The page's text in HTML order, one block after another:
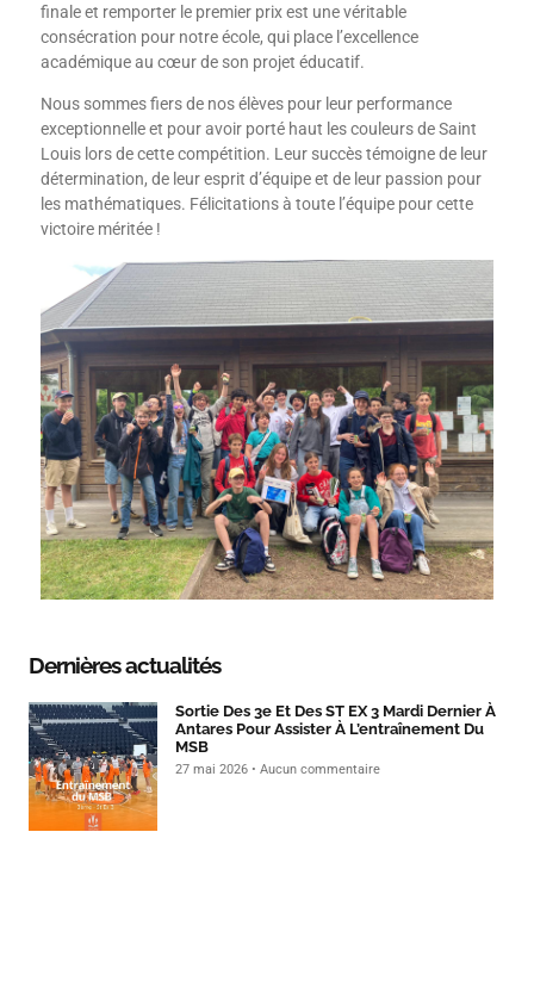
finale et remporter le premier prix est une véritable
consécration pour notre école, qui place l’excellence
académique au cœur de son projet éducatif.
Nous sommes fiers de nos élèves pour leur performance
exceptionnelle et pour avoir porté haut les couleurs de Saint
Louis lors de cette compétition. Leur succès témoigne de leur
détermination, de leur esprit d’équipe et de leur passion pour
les mathématiques. Félicitations à toute l’équipe pour cette
victoire méritée !
Dernières actualités
Sortie Des 3e Et Des ST EX 3 Mardi Dernier À
Antares Pour Assister À L’entraînement Du
MSB
27 mai 2026 Aucun commentaire